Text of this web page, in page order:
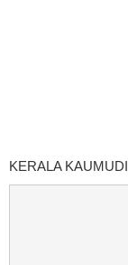
KERALA KAUMUDI